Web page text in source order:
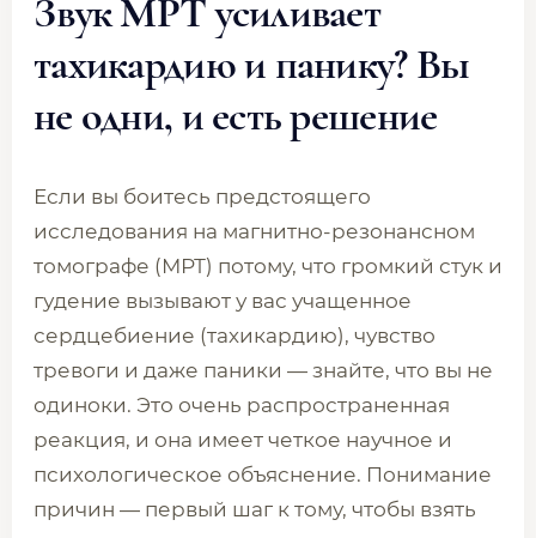
Звук МРТ усиливает
тахикардию и панику? Вы
не одни, и есть решение
Если вы боитесь предстоящего
исследования на магнитно-резонансном
томографе (МРТ) потому, что громкий стук и
гудение вызывают у вас учащенное
сердцебиение (тахикардию), чувство
тревоги и даже паники — знайте, что вы не
одиноки. Это очень распространенная
реакция, и она имеет четкое научное и
психологическое объяснение. Понимание
причин — первый шаг к тому, чтобы взять